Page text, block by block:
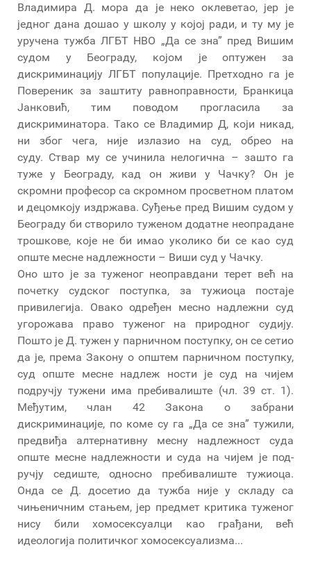
Владимира Д. мора да је неко оклеветао, јер је
једног дана дошао у школу у којој ради, и ту му је
уручена тужба ЛГБТ НВО „Да се зна” пред Вишим
судом у Београду, којом је оптужен за
дискриминацију ЛГБТ популације. Претходно га је
Повереник за заштиту равноправности, Бранкица
Јанковић, тим поводом прогласила за
дискриминатора. Тако се Владимир Д, који никад,
ни због чега, није излазио на суд, обрео на
суду. Ствар му се учинила нелогична – зашто га
туже у Београду, кад он живи у Чачку? Он је
скромни професор са скромном просветном платом
и децомкоју издржава. Суђење пред Вишим судом у
Београду би створило туженом додатне неопрадане
трошкове, које не би имао уколико би се као суд
опште месне надлежности – Виши суд у Чачку.
Оно што је за туженог неоправдани терет већ на
почетку судског поступка, за тужиоца постаје
привилегија. Овако одређен месно надлежни суд
угорожава право туженог на природног судију.
Пошто је Д. тужен у парничном поступку, он се сетио
да је, према Закону о општем парничном поступку,
суд опште месне надлеж ности је суд на чијем
подручју тужени има пребивалиште (чл. 39 ст. 1).
Међутим, члан 42 Закона о забрани
дискриминације, по коме су га „Да се зна” тужили,
предвиђа алтернативну месну надлежност суда
опште месне надлежности и суда на чијем је под-
ручју седиште, односно пребивалиште тужиоца.
Онда се Д. досетио да тужба није у складу са
чињеничним стањем, јер предмет критика туженог
нису били хомосексуалци као грађани, већ
идеологија политичког хомосексуализма...